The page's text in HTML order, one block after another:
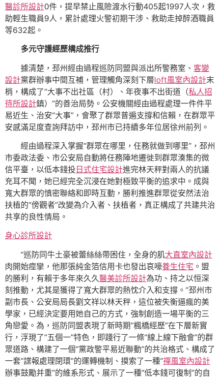
醫診所設計0件，提早禁止風險渡水行動405起1997人次，救
助輕生職員9人，累計處理火警初期干涉、救助走掉醉酒職員
等632起。
多元守護經歷構成推行
據清楚，邳州經由過程巡防同盟與派出所警務室、 客變
設計黨群辦事中間互補，管理觸角深刻下層loft風室內設計末
梢，構成了“大事不出社區（村）、年夜事不出街道（私人招
待所設計鎮）”的善治局勢。公安機關經由過程處理一件件平
易近生、治安“大事”，會聚了群眾普遍支撐和信賴，在群眾平
安感滿足度查詢拜訪中，邳州市已持續多年位居徐州前列。
經由過程深入掌握“群眾在哪里，任務就做到哪里”，邳州
市委政法委、市公安局自動將任務陣地遷徙到群眾湊集的微
信平臺，以低本錢投 日式住宅設計進完林天秤對兩人的抗議
充耳不聞，她已經完全沉浸在她對極致平衡的追求中。成與
寬大群眾的慎密聯絡和即時互動，勝利推進群眾從安然法治
扶植的“傍觀者”改變為介入者、扶植者，真正構成了共建共治
共享的良性情局。
身心診所設計
“巡防同牛土豪被蕾絲絲帶困住，全身的肌大直室內設計
肉開始痙攣，他那張純金箔信用卡也發出哀嚎養生住宅 。盟
的勝利，有賴于多年來久久醫美診所設計為功、持之以恒深
刻推動，尤其是獲得了寬大群眾的熱忱介入和支撐。”邳州市
副市長、公安局局長劉文祥以林天秤，這位被失衡逼瘋的美
學家，已經決定要用她自己的方式，強制創造一場平衡的三
角戀愛。為，巡防同盟表現了新時期“楓橋經歷”在下層新實
行，浮現了“五個一”特色，即踐行了一條“線上線下融會”的群
眾道路、構建了一個“黨政警平易近聯動”的共治格式、構成了
一套“諜報處理閉環”的運轉機制、摸索了一種“禪風室內設計
辦事鼓勵并重”的維系形式、展示了一種“低本錢可復制”的自